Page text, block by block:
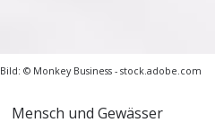
Bild: © Monkey Business - stock.adobe.com
Mensch und Gewässer